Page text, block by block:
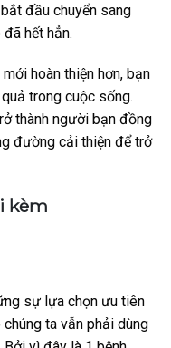
đầu chuyển sang
hết hẳn.
hoàn thiện hơn, bạn
trong cuộc sống.
thành người bạn đồng
đường cải thiện để trở
kèm
sự lựa chọn ưu tiên
ta vẫn phải dùng